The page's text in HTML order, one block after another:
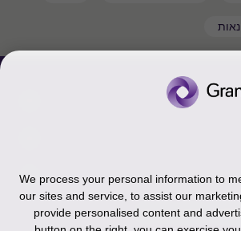
החברתיות
We process your personal information to
our sites and service, to assist our
provide personalised content and